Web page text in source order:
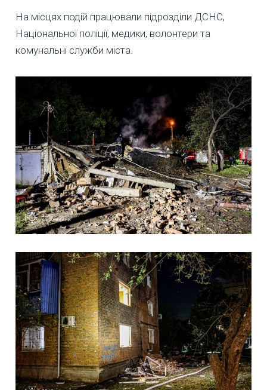
На місцях подій працювали підрозділи ДСНС,
Національної поліції, медики, волонтери та
комунальні служби міста.